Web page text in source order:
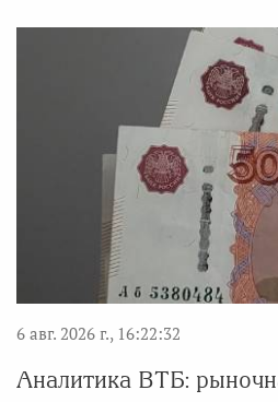
6 авг. 2026 г., 16:22:32
Аналитика ВТБ: